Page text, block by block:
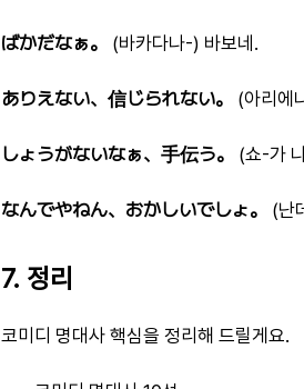
ばかだなぁ。 (바카다나-) 바보네.
ありえない、信じられない。 (아리에
しょうがないなぁ、手伝う。 (쇼-가
なんでやねん、おかしいでしょ。 (난
7. 정리
코미디 명대사 핵심을 정리해 드릴게요.